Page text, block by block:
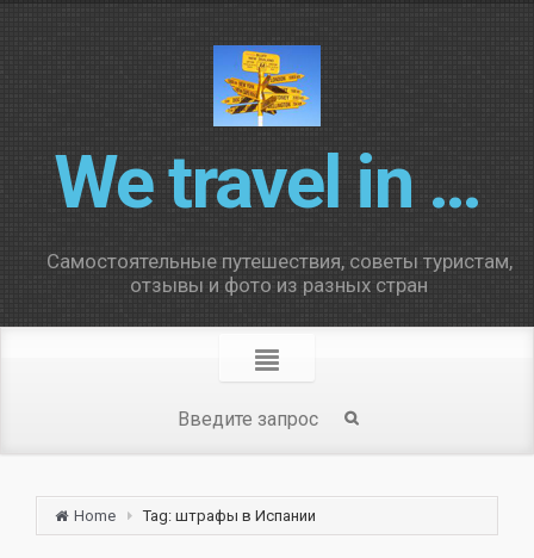
We travel in …
Самостоятельные путешествия, советы туристам,
отзывы и фото из разных стран
Home Tag: штрафы в Испании